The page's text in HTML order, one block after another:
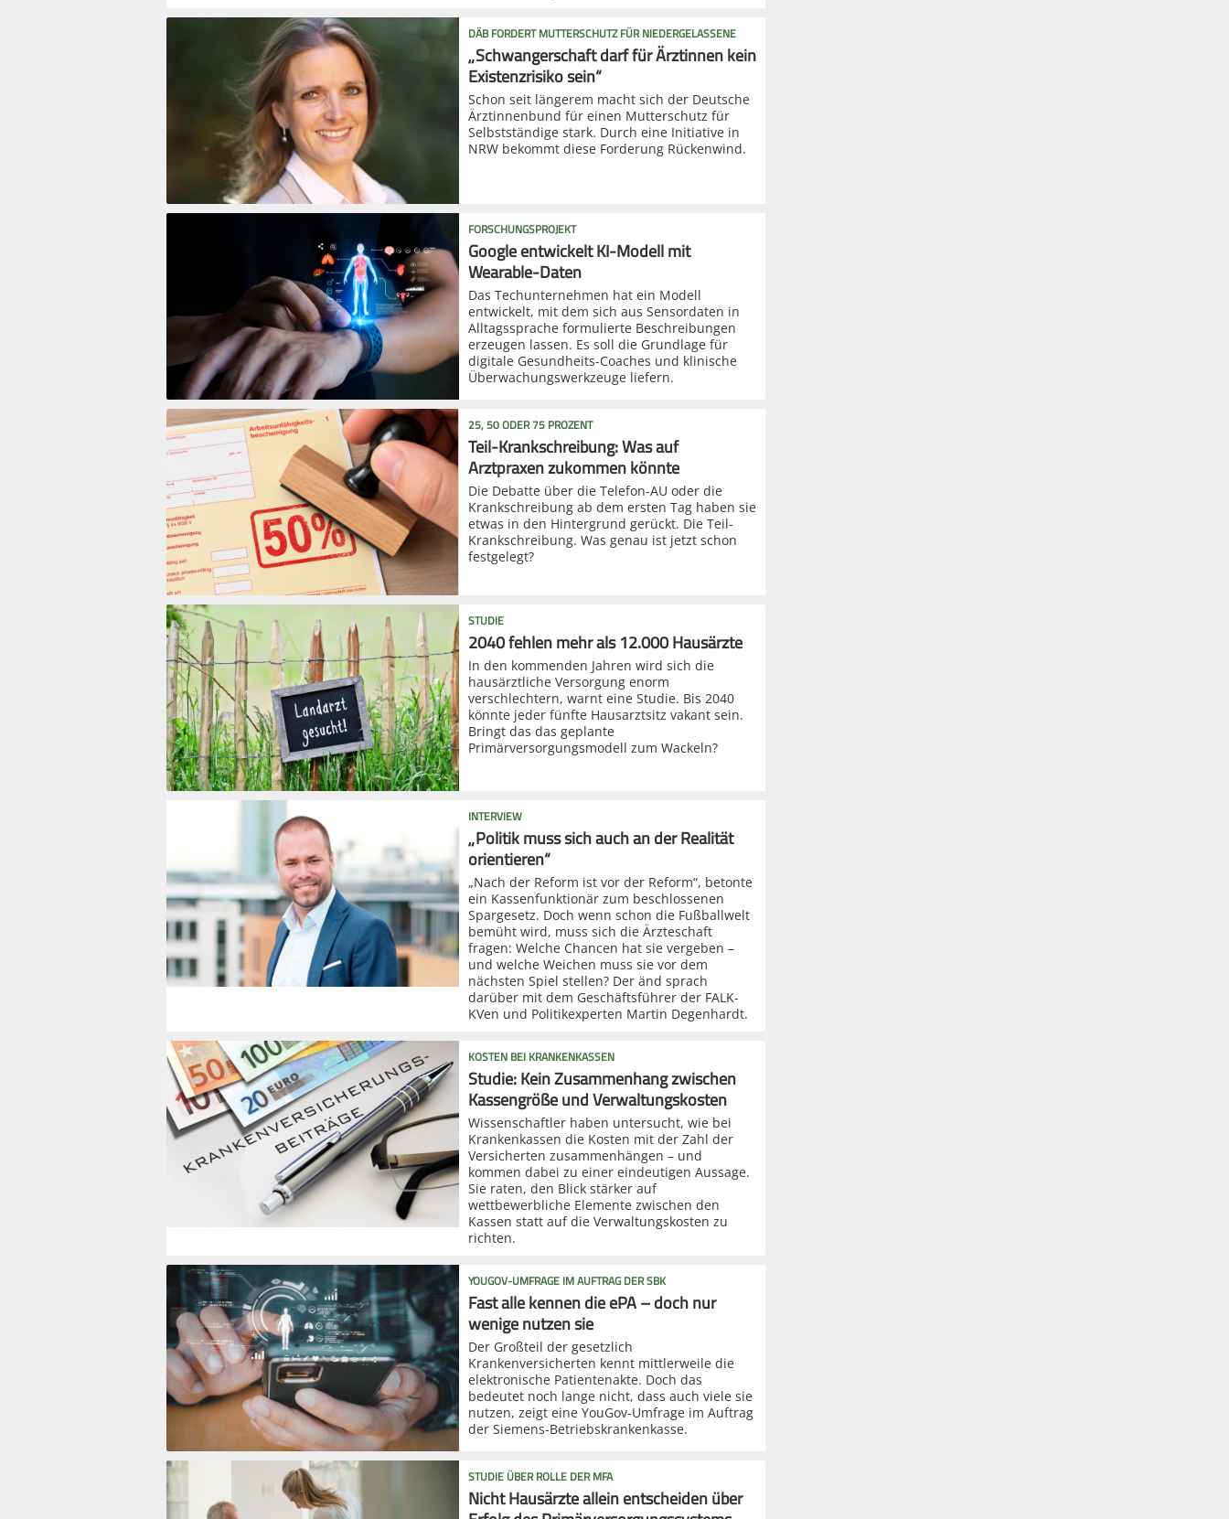
DÄB FORDERT MUTTERSCHUTZ FÜR NIEDERGELASSENE
„Schwangerschaft darf für Ärztinnen kein
Existenzrisiko sein“
Schon seit längerem macht sich der Deutsche
Ärztinnenbund für einen Mutterschutz für
Selbstständige stark. Durch eine Initiative in
NRW bekommt diese Forderung Rückenwind.
FORSCHUNGSPROJEKT
Google entwickelt KI-Modell mit
Wearable-Daten
Das Techunternehmen hat ein Modell
entwickelt, mit dem sich aus Sensordaten in
Alltagssprache formulierte Beschreibungen
erzeugen lassen. Es soll die Grundlage für
digitale Gesundheits-Coaches und klinische
Überwachungswerkzeuge liefern.
25, 50 ODER 75 PROZENT
Teil-Krankschreibung: Was auf
Arztpraxen zukommen könnte
Die Debatte über die Telefon-AU oder die
Krankschreibung ab dem ersten Tag haben sie
etwas in den Hintergrund gerückt. Die Teil-
Krankschreibung. Was genau ist jetzt schon
festgelegt?
STUDIE
2040 fehlen mehr als 12.000 Hausärzte
In den kommenden Jahren wird sich die
hausärztliche Versorgung enorm
verschlechtern, warnt eine Studie. Bis 2040
könnte jeder fünfte Hausarztsitz vakant sein.
Bringt das das geplante
Primärversorgungsmodell zum Wackeln?
INTERVIEW
„Politik muss sich auch an der Realität
orientieren“
„Nach der Reform ist vor der Reform“, betonte
ein Kassenfunktionär zum beschlossenen
Spargesetz. Doch wenn schon die Fußballwelt
bemüht wird, muss sich die Ärzteschaft
fragen: Welche Chancen hat sie vergeben –
und welche Weichen muss sie vor dem
nächsten Spiel stellen? Der änd sprach
darüber mit dem Geschäftsführer der FALK-
KVen und Politikexperten Martin Degenhardt.
KOSTEN BEI KRANKENKASSEN
Studie: Kein Zusammenhang zwischen
Kassengröße und Verwaltungskosten
Wissenschaftler haben untersucht, wie bei
Krankenkassen die Kosten mit der Zahl der
Versicherten zusammenhängen – und
kommen dabei zu einer eindeutigen Aussage.
Sie raten, den Blick stärker auf
wettbewerbliche Elemente zwischen den
Kassen statt auf die Verwaltungskosten zu
richten.
YOUGOV-UMFRAGE IM AUFTRAG DER SBK
Fast alle kennen die ePA – doch nur
wenige nutzen sie
Der Großteil der gesetzlich
Krankenversicherten kennt mittlerweile die
elektronische Patientenakte. Doch das
bedeutet noch lange nicht, dass auch viele sie
nutzen, zeigt eine YouGov-Umfrage im Auftrag
der Siemens-Betriebskrankenkasse.
STUDIE ÜBER ROLLE DER MFA
Nicht Hausärzte allein entscheiden über